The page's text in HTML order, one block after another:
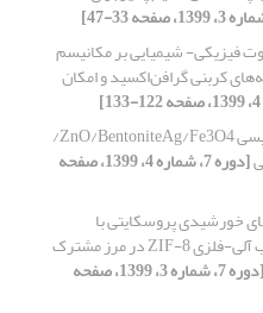
فیزیکی- شیمیایی بر مکانیسم
کربنی گرافن‌اکسید و امکان
سنتز نانوچندسازه مغناطیسی ZnO/BentoniteAg/Fe3O4/
[دوره 7، شماره 4، 1399، صفحه
خورشیدی پروسکایتی با
استفاده از نانوکریستال‌های چارچوب آلی-فلزی ZIF-8 در مرز مشترک
[دوره 7، شماره 3، 1399، صفحه